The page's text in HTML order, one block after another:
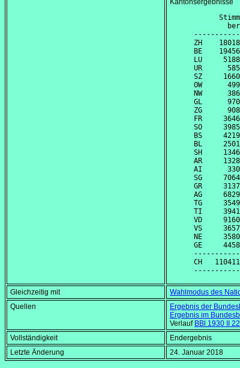
Kantonsergebnisse
ZH
BE
LU
UR
SZ
OW
NW
GL
ZG
FR
SO
BS
BL
SH
AR
AI
SG
GR
AG
TG
TI
VD
VS
NE
GE
CH
Gleichzeitig mit
Wahlmodus des
Quellen
Ergebnis der
Ergebnis im
Verlauf BBl 1930 II
Vollständigkeit
Endergebnis
Letzte Änderung
24. Januar 2018